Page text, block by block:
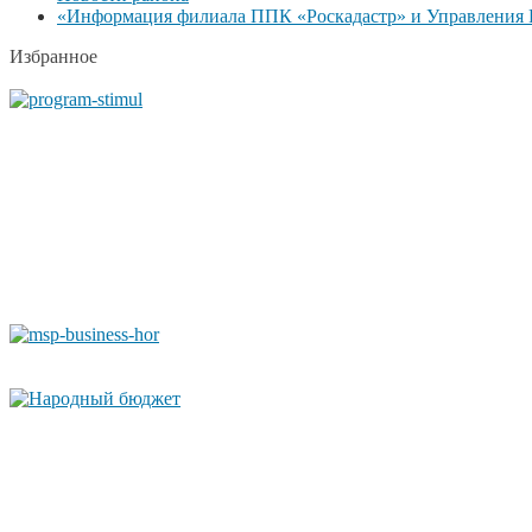
«Информация филиала ППК «Роскадастр» и Управления
Избранное